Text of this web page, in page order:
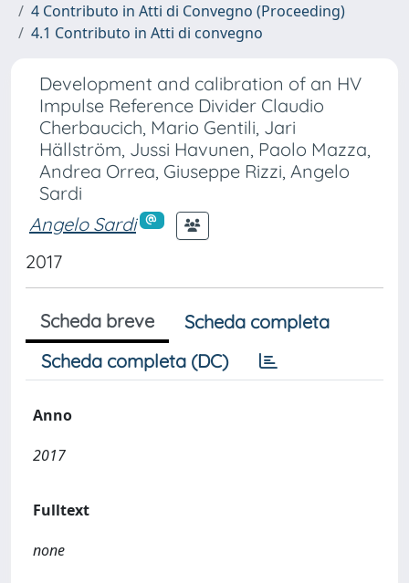
4 Contributo in Atti di Convegno (Proceeding)
4.1 Contributo in Atti di convegno
Development and calibration of an HV
Impulse Reference Divider Claudio
Cherbaucich, Mario Gentili, Jari
Hällström, Jussi Havunen, Paolo Mazza,
Andrea Orrea, Giuseppe Rizzi, Angelo
Sardi
Angelo Sardi
2017
Scheda breve
Scheda completa
Scheda completa (DC)
Anno
2017
Fulltext
none